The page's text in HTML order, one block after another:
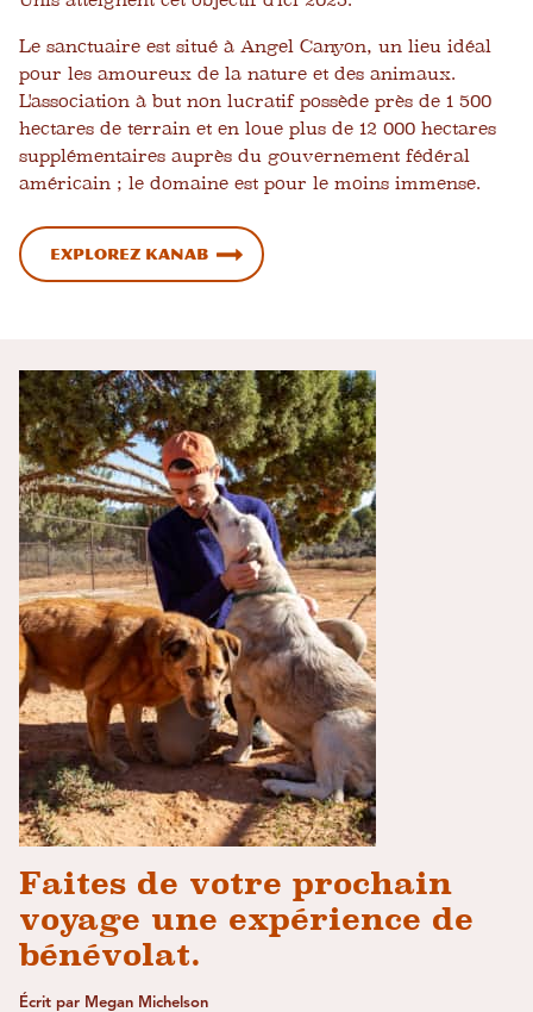
Le sanctuaire est situé à Angel Canyon, un lieu idéal
pour les amoureux de la nature et des animaux.
L'association à but non lucratif possède près de 1 500
hectares de terrain et en loue plus de 12 000 hectares
supplémentaires auprès du gouvernement fédéral
américain ; le domaine est pour le moins immense.
Explorez Kanab
Faites de votre prochain
voyage une expérience de
bénévolat.
Écrit par Megan Michelson